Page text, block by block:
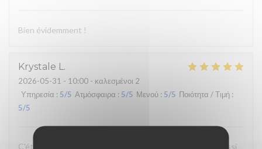
Bien évidemment !
Krystale L
2026-05-31 - 10:00 - καλεσμένοι 2
Υπηρεσία : 5/5 Ατμόσφαιρα : 5/5 Μενού : 5/5 Ποιότητα / Τιμή :
5/5
C'était la quatrième fois que j'y allais et je suis toujours aussi